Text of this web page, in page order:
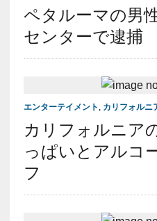
ペタルーマの男
センターで逮捕
エンターテイメント , カリフォルニ
カリフォルニア
っぱいとアルコ
フ